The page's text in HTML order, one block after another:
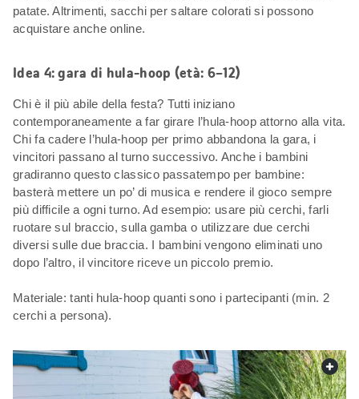
patate. Altrimenti, sacchi per saltare colorati si possono
acquistare anche online.
Idea 4: gara di hula-hoop (età: 6–12)
Chi è il più abile della festa? Tutti iniziano
contemporaneamente a far girare l’hula-hoop attorno alla vita.
Chi fa cadere l’hula-hoop per primo abbandona la gara, i
vincitori passano al turno successivo. Anche i bambini
gradiranno questo classico passatempo per bambine:
basterà mettere un po’ di musica e rendere il gioco sempre
più difficile a ogni turno. Ad esempio: usare più cerchi, farli
ruotare sul braccio, sulla gamba o utilizzare due cerchi
diversi sulle due braccia. I bambini vengono eliminati uno
dopo l’altro, il vincitore riceve un piccolo premio.
Materiale: tanti hula-hoop quanti sono i partecipanti (min. 2
cerchi a persona).